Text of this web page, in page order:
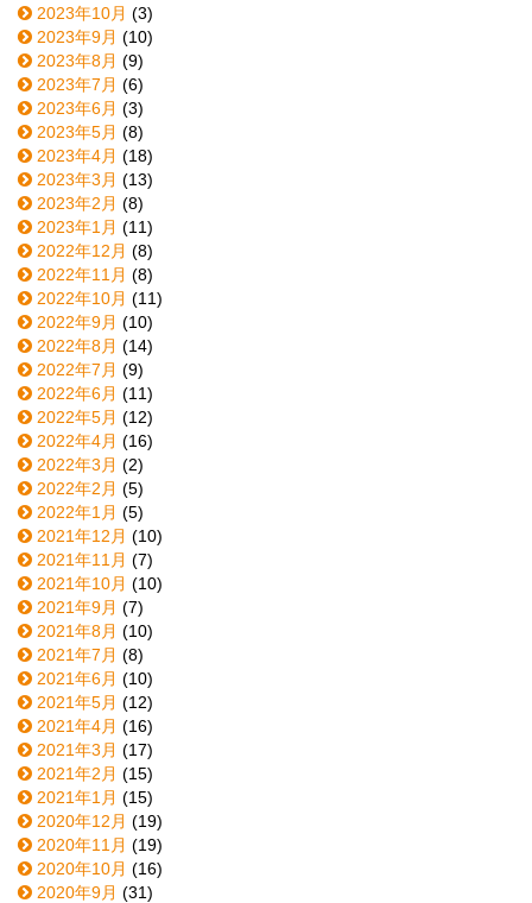
2023年10月 (3)
2023年9月 (10)
2023年8月 (9)
2023年7月 (6)
2023年6月 (3)
2023年5月 (8)
2023年4月 (18)
2023年3月 (13)
2023年2月 (8)
2023年1月 (11)
2022年12月 (8)
2022年11月 (8)
2022年10月 (11)
2022年9月 (10)
2022年8月 (14)
2022年7月 (9)
2022年6月 (11)
2022年5月 (12)
2022年4月 (16)
2022年3月 (2)
2022年2月 (5)
2022年1月 (5)
2021年12月 (10)
2021年11月 (7)
2021年10月 (10)
2021年9月 (7)
2021年8月 (10)
2021年7月 (8)
2021年6月 (10)
2021年5月 (12)
2021年4月 (16)
2021年3月 (17)
2021年2月 (15)
2021年1月 (15)
2020年12月 (19)
2020年11月 (19)
2020年10月 (16)
2020年9月 (31)